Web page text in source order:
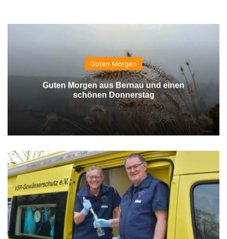
Guten Morgen
Guten Morgen aus Bernau und einen
schönen Donnerstag